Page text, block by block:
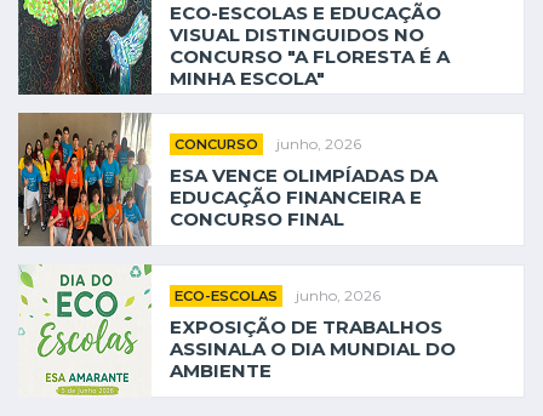
ECO-ESCOLAS E EDUCAÇÃO
VISUAL DISTINGUIDOS NO
CONCURSO "A FLORESTA É A
MINHA ESCOLA"
CONCURSO junho, 2026
ESA VENCE OLIMPÍADAS DA
EDUCAÇÃO FINANCEIRA E
CONCURSO FINAL
ECO-ESCOLAS junho, 2026
EXPOSIÇÃO DE TRABALHOS
ASSINALA O DIA MUNDIAL DO
AMBIENTE